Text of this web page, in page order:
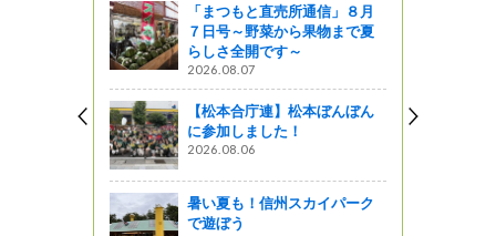
「まつもと直売所通信」８月
７日号～野菜から果物まで夏
らしさ全開です～
2026.08.07
【松本合庁連】松本ぼんぼん
に参加しました！
2026.08.06
暑い夏も！信州スカイパーク
で遊ぼう